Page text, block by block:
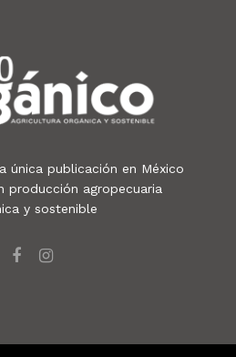
única publicación en México
producción agropecuaria
y sostenible